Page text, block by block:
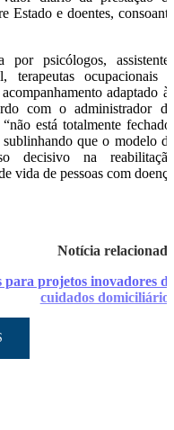
Estado e doentes, consoante
psicólogos, assistentes
terapeutas ocupacionais e
adaptado às
com o administrador do
está totalmente fechado,
que o modelo de
decisivo na reabilitação
vida de pessoas com doença
Notícia relacionada
para projetos inovadores de
cuidados domiciliários